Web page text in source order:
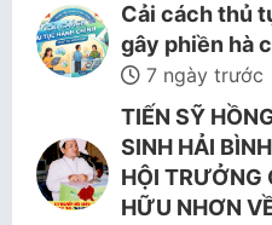
Cải cách thủ
gây phiền hà
7 ngày trước
TIẾN SỸ
SINH HẢI
HỘI TRƯỞNG
HỮU NHƠN